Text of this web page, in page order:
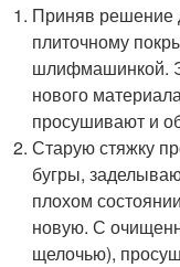
Приняв решение
плиточному
шлифмашинкой.
нового
просушивают и
Старую стяжку
бугры,
плохом
новую. С
щелочью),